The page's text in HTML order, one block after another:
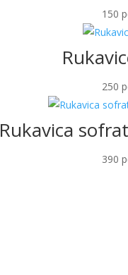
150
250
Rukavica
390